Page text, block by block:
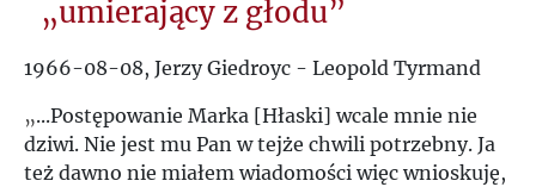
„umierający z głodu”
1966-08-08, Jerzy Giedroyc - Leopold Tyrmand
„...Postępowanie Marka [Hłaski] wcale mnie nie
dziwi. Nie jest mu Pan w tejże chwili potrzebny. Ja
też dawno nie miałem wiadomości więc wnioskuję,